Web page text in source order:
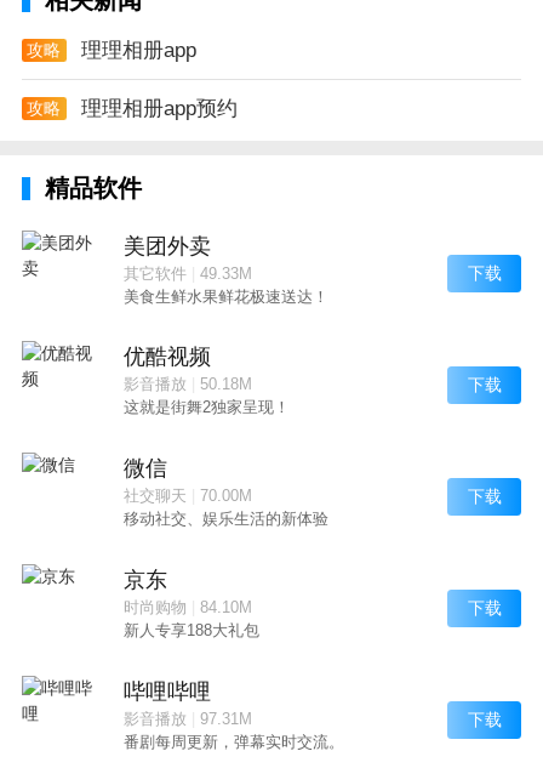
攻略 理理相册app
攻略 理理相册app预约
精品软件
美团外卖
其它软件| 49.33M
美食生鲜水果鲜花极速送达！
下载
优酷视频
影音播放
50.18M
这就是街舞2独家呈现！
下载
微信
社交聊天
70.00M
移动社交、娱乐生活的新体验
下载
京东
时尚购物
84.10M
新人专享188大礼包
下载
哔哩哔哩
影音播放
97.31M
番剧每周更新，弹幕实时交流。
下载